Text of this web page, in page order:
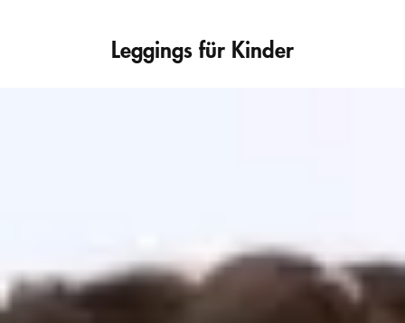
Leggings für Kinder